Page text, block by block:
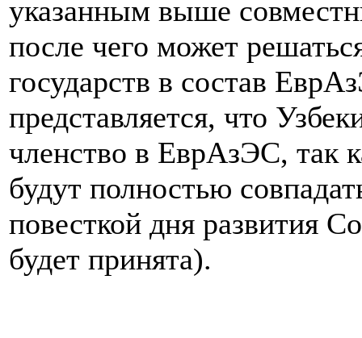
указанным выше
после чего может
государств в состав
представляется, что
членство в ЕврАзЭС, так
будут полностью
повесткой дня развития
будет принята).